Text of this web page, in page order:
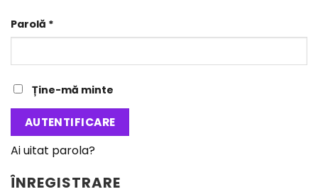
Parolă *
Ține-mă minte
AUTENTIFICARE
Ai uitat parola?
ÎNREGISTRARE